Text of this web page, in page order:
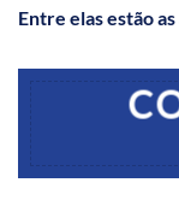
Entre elas estão